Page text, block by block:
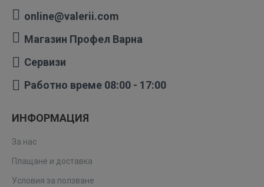
online@valerii.com
Магазин Профел Варна
Сервизи
Работно време 08:00 - 17:00
ИНФОРМАЦИЯ
За нас
Плащане и доставка
Условия за ползване